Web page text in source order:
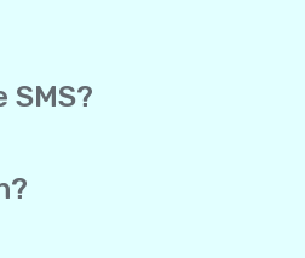
das Android Testing
mehrere Kontakte einlädst.